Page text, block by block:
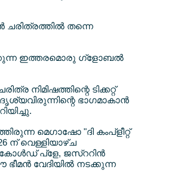
ചരിത്രത്തില്‍ തന്നെ
ഇത്തരമൊരു ഗ്ളോബല്‍
നിമിഷത്തിന്റെ ടിക്കറ്റ്
ഭാഗമാകാന്‍
മെഗാഷോ "ദി കംപ്ളീറ്റ്
ന് വെള്ളിയാഴ്ച
പ്ളേ, ജസ്ററിന്‍
ഭീമന്‍ വേദിയില്‍ നടക്കുന്ന